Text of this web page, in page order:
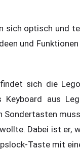
optisch und
und
sich die
aus
Dabei ist er,
Taste mit